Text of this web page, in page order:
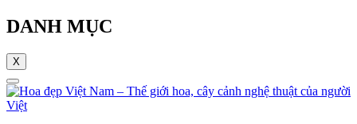
DANH MỤC
X